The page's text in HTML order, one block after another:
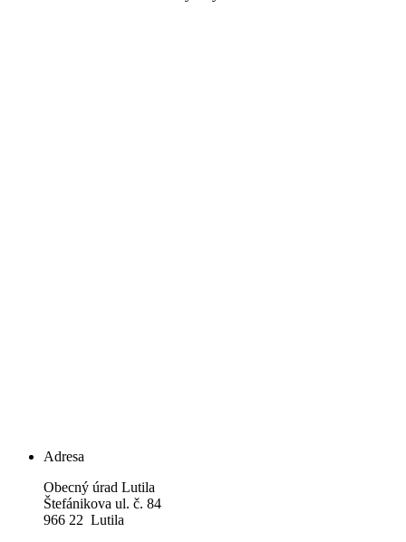
Adresa
Obecný úrad Lutila
Štefánikova ul. č. 84
966 22 Lutila